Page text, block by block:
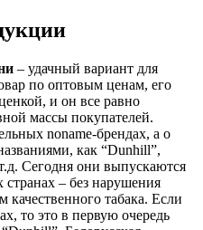
– удачный вариант для
по оптовым ценам, его
и он все равно
массы покупателей.
noname-брендах, а о
как “Dunhill”,
Сегодня они выпускаются
– без нарушения
качественного табака. Если
то это в первую очередь